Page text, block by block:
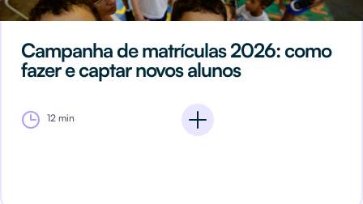
Campanha de matrículas 2026: como
fazer e captar novos alunos
12 min